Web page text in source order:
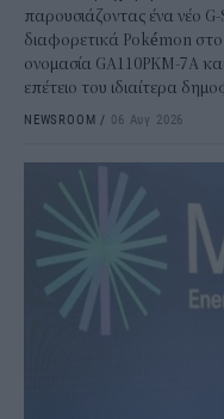
παρουσιάζοντας ένα νέο
διαφορετικά Pokémon στο
ονομασία GA110PKM-7A
επέτειο του ιδιαίτερα
NEWSROOM / 06 Αυγ 2026